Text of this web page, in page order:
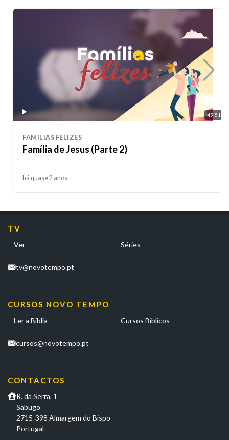
49:51
FAMÍLIAS FELIZES
Família de Jesus (Parte 2)
há quase 2 anos
TV
Ver Séries
tv@novotempo.pt
CURSOS NOVO TEMPO
Ler a Bíblia Cursos Bíblicos
cursos@novotempo.pt
CONTACTOS
R. da Serra, 1
Sabugo
2715-398 Almargem do Bispo
Portugal